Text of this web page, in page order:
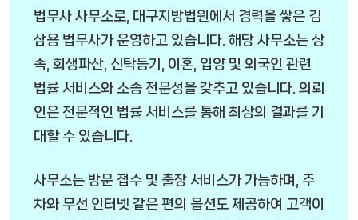
법무사 사무소로, 대구지방법원에서 경력을 쌓은 김
삼용 법무사가 운영하고 있습니다. 해당 사무소는 상
속, 회생파산, 신탁등기, 이혼, 입양 및 외국인 관련
법률 서비스와 소송 전문성을 갖추고 있습니다. 의뢰
인은 전문적인 법률 서비스를 통해 최상의 결과를 기
대할 수 있습니다.
사무소는 방문 접수 및 출장 서비스가 가능하며, 주
차와 무선 인터넷 같은 편의 옵션도 제공하여 고객이